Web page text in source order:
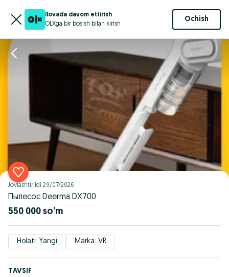
Ilovada davom ettirish
OLXga bir bosish bilan kirish
Ochish
Joylashtirildi 29/07/2026
Пылесос Deerma DX700
550 000 so’m
Holati: Yangi Marka: VR
TAVSIF